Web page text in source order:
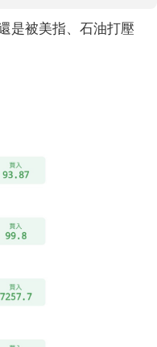
是被美指、石油打壓